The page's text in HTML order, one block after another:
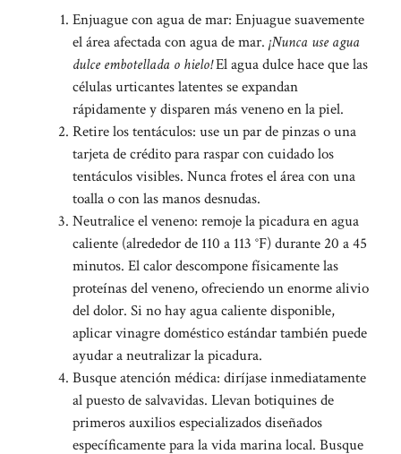
Enjuague con agua de mar: Enjuague suavemente
el área afectada con agua de mar. ¡Nunca use agua
dulce embotellada o hielo!El agua dulce hace que las
células urticantes latentes se expandan
rápidamente y disparen más veneno en la piel.
Retire los tentáculos: use un par de pinzas o una
tarjeta de crédito para raspar con cuidado los
tentáculos visibles. Nunca frotes el área con una
toalla o con las manos desnudas.
Neutralice el veneno: remoje la picadura en agua
caliente (alrededor de 110 a 113 °F) durante 20 a 45
minutos. El calor descompone físicamente las
proteínas del veneno, ofreciendo un enorme alivio
del dolor. Si no hay agua caliente disponible,
aplicar vinagre doméstico estándar también puede
ayudar a neutralizar la picadura.
Busque atención médica: diríjase inmediatamente
al puesto de salvavidas. Llevan botiquines de
primeros auxilios especializados diseñados
específicamente para la vida marina local. Busque